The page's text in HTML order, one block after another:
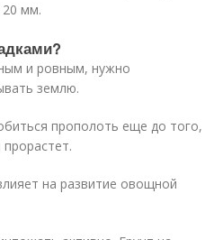
20 мм.
и ровным, нужно
землю.
прополоть еще до того,
на развитие овощной